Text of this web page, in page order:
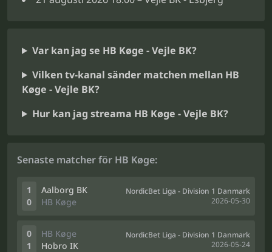
Var kan jag se HB Køge - Vejle BK?
Vilken tv-kanal sänder matchen mellan HB
Køge - Vejle BK?
Hur kan jag streama HB Køge - Vejle BK?
Senaste matcher för HB Køge:
1
0
Aalborg BK
HB Køge
NordicBet Liga - Division 1 Danmark
2026-05-30
0
1
HB Køge
Hobro IK
NordicBet Liga - Division 1 Danmark
2026-05-24